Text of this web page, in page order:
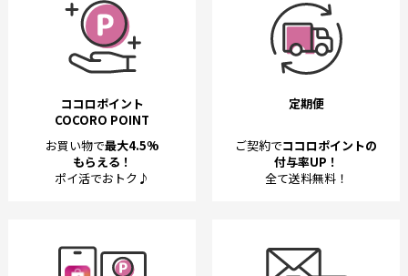
ココロポイント
COCORO POINT
お買い物で最大4.5%
もらえる！
ポイ活でおトク♪
定期便
ご契約でココロポイントの
付与率UP！
全て送料無料！